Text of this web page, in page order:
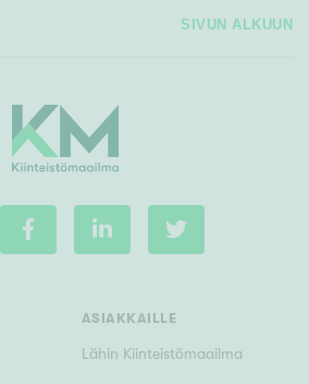
m²
SIVUN ALKUUN
ASIAKKAILLE
Lähin Kiinteistömaailma